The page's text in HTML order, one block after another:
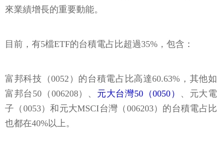
來業績增長的重要動能。
目前，有5檔ETF的台積電占比超過35%，包含：
富邦科技（0052）的台積電占比高達60.63%，其他如
富邦台50（006208）、 元大台灣50（0050）
、元大電
子（0053）和元大MSCI台灣（006203）的台積電占比
也都在40%以上。